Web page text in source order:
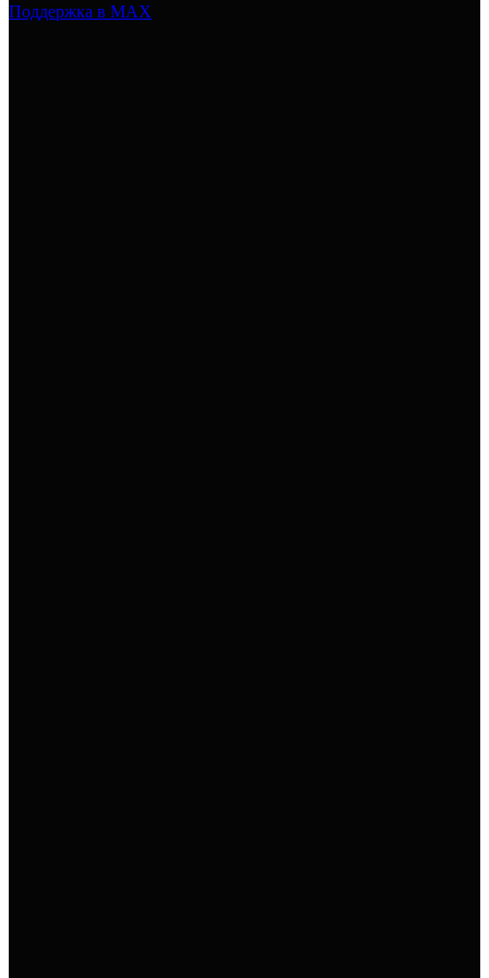
Поддержка в MAX